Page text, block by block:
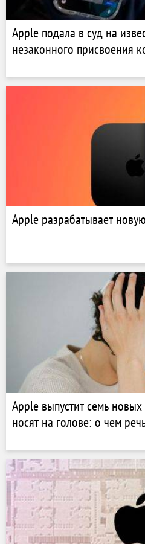
Apple подала в суд на
незаконного присвоения
Apple разрабатывает
Apple выпустит семь
носят на голове: о чем